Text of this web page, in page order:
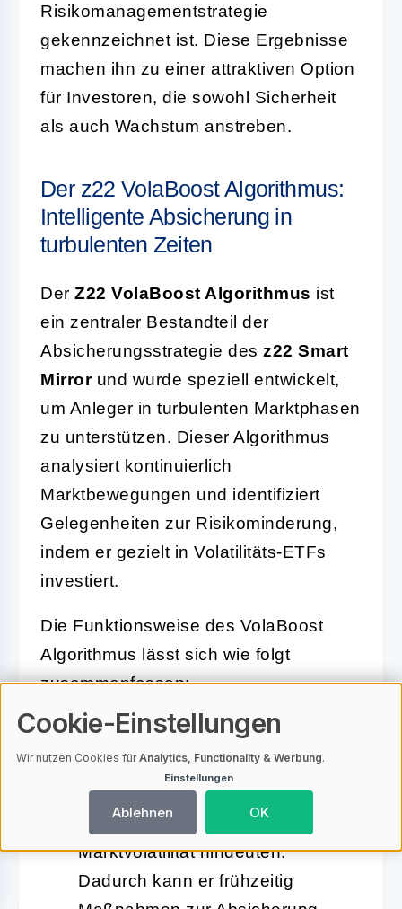
Risikomanagementstrategie
gekennzeichnet ist. Diese Ergebnisse
machen ihn zu einer attraktiven Option
für Investoren, die sowohl Sicherheit
als auch Wachstum anstreben.
Der z22 VolaBoost Algorithmus:
Intelligente Absicherung in
turbulenten Zeiten
Der Z22 VolaBoost Algorithmus ist
ein zentraler Bestandteil der
Absicherungsstrategie des z22 Smart
Mirrorund wurde speziell entwickelt,
um Anleger in turbulenten Marktphasen
zu unterstützen. Dieser Algorithmus
analysiert kontinuierlich
Marktbewegungen und identifiziert
Gelegenheiten zur Risikominderung,
indem er gezielt in Volatilitäts-ETFs
investiert.
Die Funktionsweise des VolaBoost
Algorithmus lässt sich wie folgt
zusammenfassen:
Dynamische Marktanalyse:
Algorithmus wertet Echtzeitdaten
aus, um Muster und Trends zu
erkennen, die auf bevorstehende
Marktvolatilität hindeuten.
Dadurch kann er frühzeitig
Cookie-Einstellungen
Wir nutzen Cookies fürAnalytics, Functionality & Werbung.
Einstellungen
Ablehnen OK